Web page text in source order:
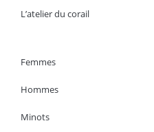
L’atelier du corail
Femmes
Hommes
Minots